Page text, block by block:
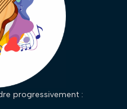
progressivement :